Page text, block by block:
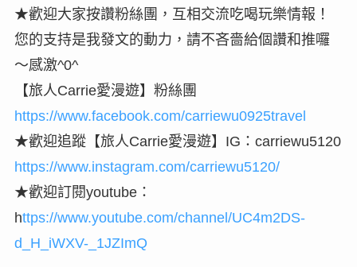
★歡迎大家按讚粉絲團，互相交流吃喝玩樂情報！
您的支持是我發文的動力，請不吝嗇給個讚和推囉
～感激^0^
【旅人Carrie愛漫遊】粉絲團
https://www.facebook.com/carriewu0925travel
★歡迎追蹤【旅人Carrie愛漫遊】IG：carriewu5120
https://www.instagram.com/carriewu5120/
★歡迎訂閱youtube：
https://www.youtube.com/channel/UC4m2DS-
d_H_iWXV-_1JZImQ